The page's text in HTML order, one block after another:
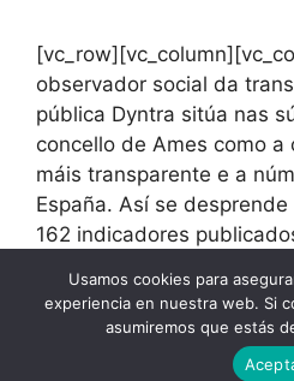
observador social da
pública Dyntra sitúa nas
concello de Ames como a
máis transparente e a
España. Así se
162 indicadores
sobre 100.[/
[/vc_row]
Usamos cookies para
experiencia en nuestra web. Si
asumiremos que estás